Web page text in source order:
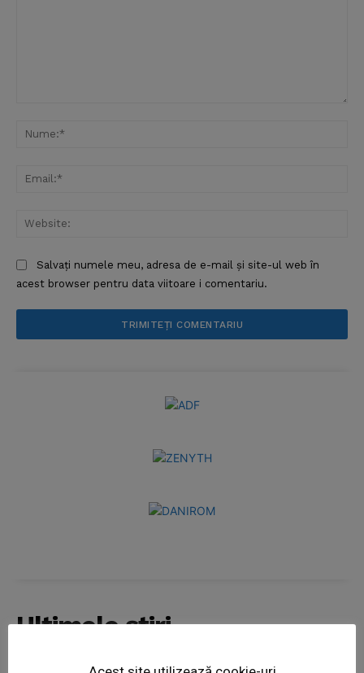
Salvați numele meu, adresa de e-mail și site-ul web în
acest browser pentru data viitoare i comentariu.
Ultimele ştiri